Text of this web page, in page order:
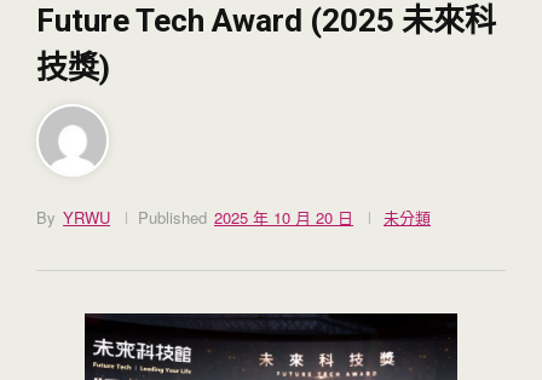
Future Tech Award (2025 未來科
技獎)
By YRWU Published 2025 年 10 月 20 日 未分類